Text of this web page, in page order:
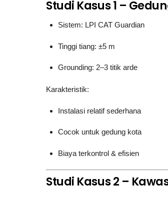
Studi Kasus 1 –
Sistem: LPI CAT Guardian
Tinggi tiang: ±5 m
Grounding: 2–3 titik arde
Karakteristik:
Instalasi relatif sederhana
Cocok untuk gedung kota
Biaya terkontrol & efisien
Studi Kasus 2 –